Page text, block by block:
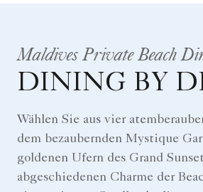
Maldives Private Beach
DINING BY
Wählen Sie aus vier
dem bezaubernden Mystique
goldenen Ufern des Grand
abgeschiedenen Charme der